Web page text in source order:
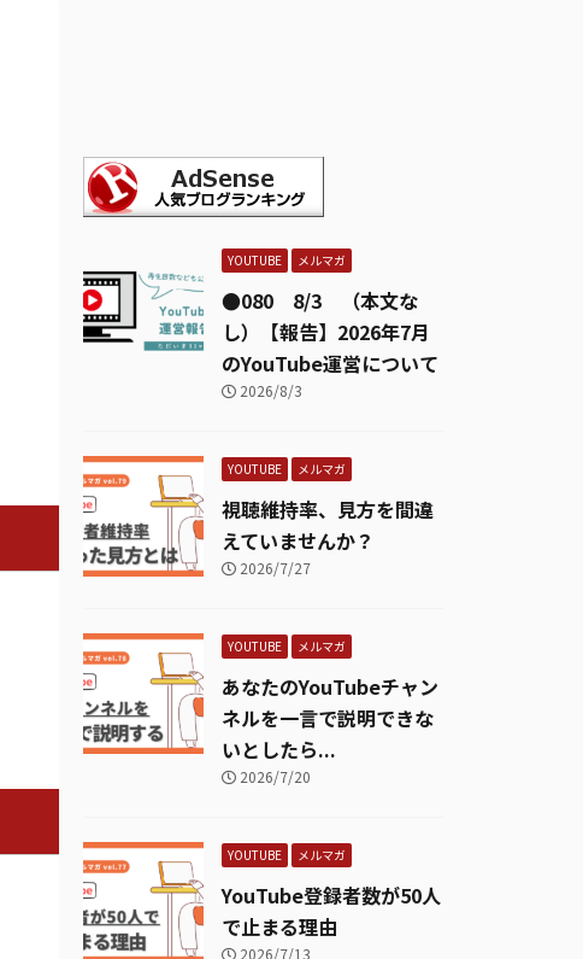
YOUTUBE メルマガ
●080 8/3 （本文な
し）【報告】2026年7月
のYouTube運営について
2026/8/3
YOUTUBE メルマガ
視聴維持率、見方を間違
えていませんか？
2026/7/27
YOUTUBE メルマガ
あなたのYouTubeチャン
ネルを一言で説明できな
いとしたら...
2026/7/20
YOUTUBE メルマガ
YouTube登録者数が50人
で止まる理由
2026/7/13